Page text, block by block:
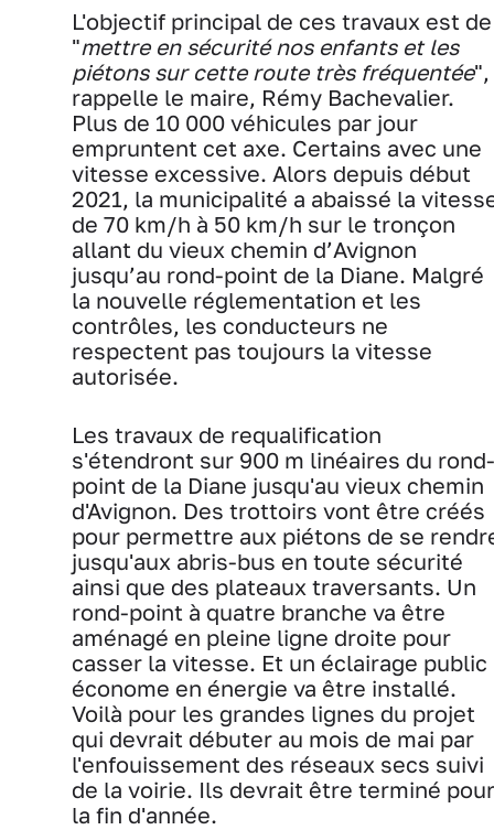
L'objectif principal de ces travaux est de
"mettre en sécurité nos enfants et les
piétons sur cette route très fréquentée",
rappelle le maire, Rémy Bachevalier.
Plus de 10 000 véhicules par jour
empruntent cet axe. Certains avec une
vitesse excessive. Alors depuis début
2021, la municipalité a abaissé la
de 70 km/h à 50 km/h sur le tronçon
allant du vieux chemin d’Avignon
jusqu’au rond-point de la Diane. Malgré
la nouvelle réglementation et les
contrôles, les conducteurs ne
respectent pas toujours la vitesse
autorisée.
Les travaux de requalification
s'étendront sur 900 m linéaires du rond-
point de la Diane jusqu'au vieux chemin
d'Avignon. Des trottoirs vont être créés
pour permettre aux piétons de se
jusqu'aux abris-bus en toute sécurité
ainsi que des plateaux traversants. Un
rond-point à quatre branche va être
aménagé en pleine ligne droite pour
casser la vitesse. Et un éclairage public
économe en énergie va être installé.
Voilà pour les grandes lignes du projet
qui devrait débuter au mois de mai par
l'enfouissement des réseaux secs suivi
de la voirie. Ils devrait être terminé pour
la fin d'année.